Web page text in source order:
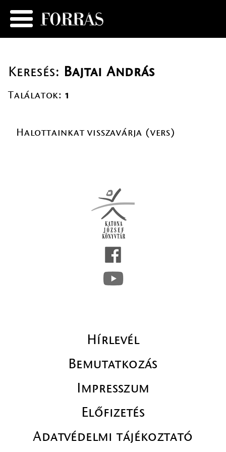
Keresés: Bajtai András
Találatok: 1
Halottainkat visszavárja (vers)
Hírlevél
Bemutatkozás
Impresszum
Előfizetés
Adatvédelmi tájékoztató